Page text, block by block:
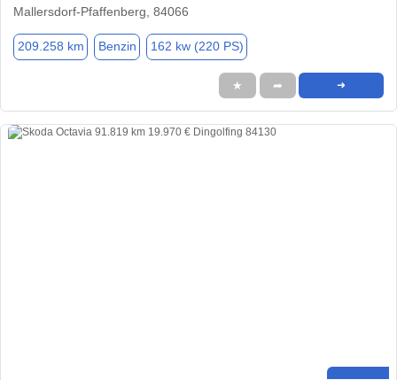
Mallersdorf-Pfaffenberg, 84066
209.258 km Benzin 162 kw (220 PS)
★ ➦ ➜